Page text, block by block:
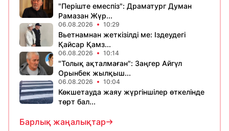
​"Періште емеспіз": Драматург Думан
Рамазан Жүр...
06.08.2026 10:29
Вьетнамнан жеткізілді ме: Іздеудегі
Қайсар Қамз...
06.08.2026 10:14
"Толық ақталмаған": Заңгер Айгүл
Орынбек жылқыш...
06.08.2026 10:04
Көкшетауда жаяу жүргіншілер өткелінде
төрт бал...
Барлық жаңалықтар